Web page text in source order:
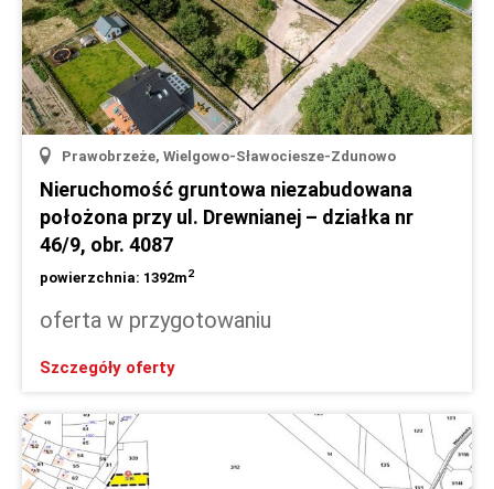
Prawobrzeże, Wielgowo-Sławociesze-Zdunowo
Nieruchomość gruntowa niezabudowana
położona przy ul. Drewnianej – działka nr
46/9, obr. 4087
powierzchnia: 1392m2
oferta w przygotowaniu
Szczegóły oferty